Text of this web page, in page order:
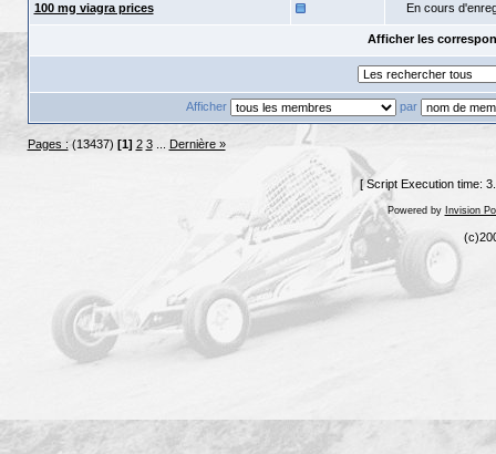
100 mg viagra prices En cours
Afficher les
Afficher par
Pages : (13437) [1] 2 3... Dernière »
[ Script Execution time:
Powered by Invision